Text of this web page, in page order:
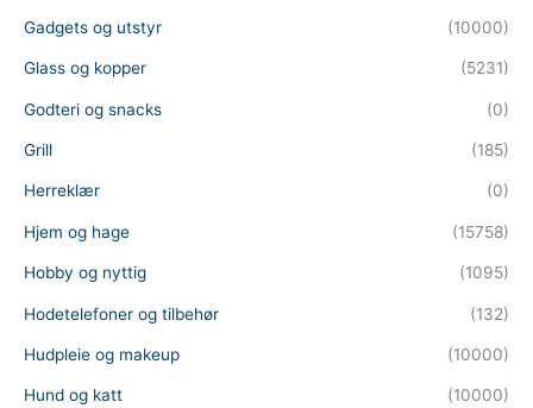
Gadgets og utstyr (10000)
Glass og kopper (5231)
Godteri og snacks (0)
Grill (185)
Herreklær (0)
Hjem og hage (15758)
Hobby og nyttig (1095)
Hodetelefoner og tilbehør (132)
Hudpleie og makeup (10000)
Hund og katt (10000)